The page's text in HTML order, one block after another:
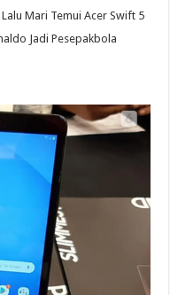
Mari Temui Acer Swift 5
Jadi Pesepakbola